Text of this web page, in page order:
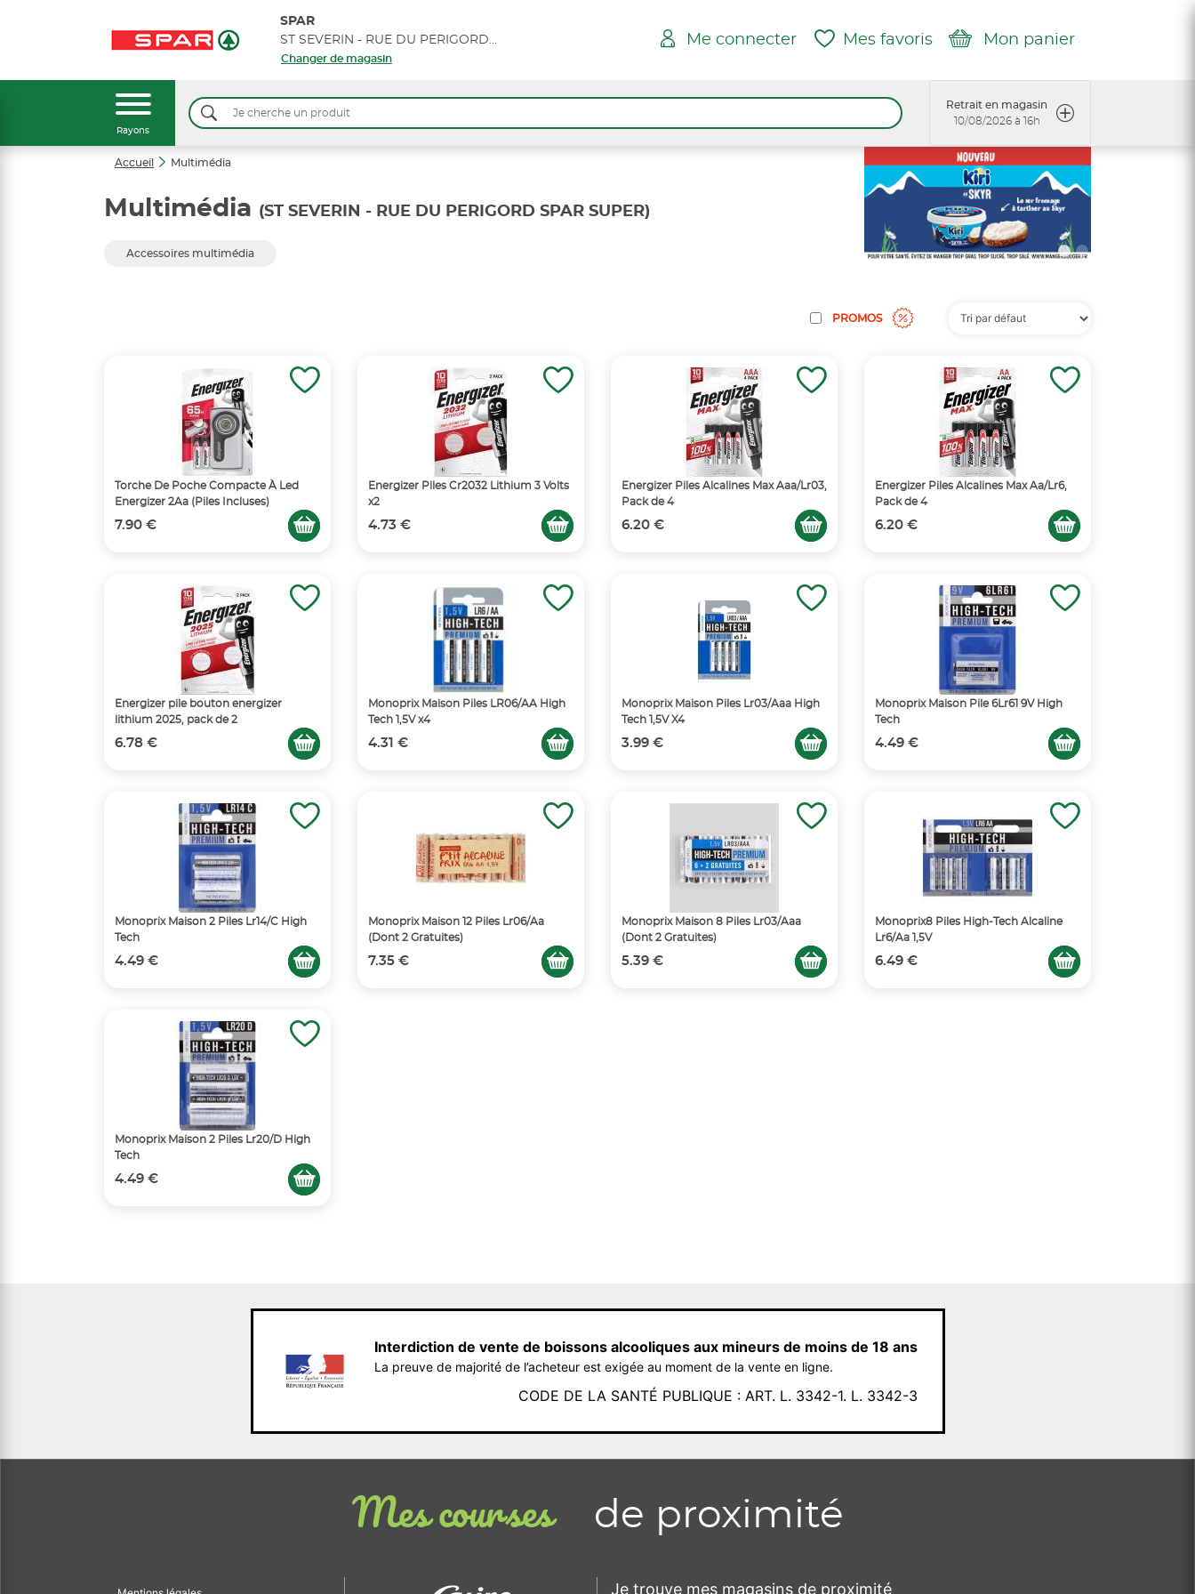
SPAR
ST SEVERIN - RUE DU PERIGORD SPAR SUPER
Changer de magasin
Me connecter Mes favoris Mon panier
Rayons
Retrait en magasin
10/08/2026 à 16h
Accueil Multimédia
Multimédia (ST SEVERIN - RUE DU PERIGORD SPAR SUPER)
Accessoires multimédia
PROMOS
Torche De Poche Compacte À Led
Energizer 2Aa (Piles Incluses)
7.90 €
Energizer Piles Cr2032 Lithium 3 Volts
x2
4.73 €
Energizer Piles Alcalines Max Aaa/Lr03,
Pack de 4
6.20 €
Energizer Piles Alcalines Max Aa/Lr6,
Pack de 4
6.20 €
Energizer pile bouton energizer
lithium 2025, pack de 2
6.78 €
Monoprix Maison Piles LR06/AA High
Tech 1,5V x4
4.31 €
Monoprix Maison Piles Lr03/Aaa High
Tech 1,5V X4
3.99 €
Monoprix Maison Pile 6Lr61 9V High
Tech
4.49 €
Monoprix Maison 2 Piles Lr14/C High
Tech
4.49 €
Monoprix Maison 12 Piles Lr06/Aa
(Dont 2 Gratuites)
7.35 €
Monoprix Maison 8 Piles Lr03/Aaa
(Dont 2 Gratuites)
5.39 €
Monoprix8 Piles High-Tech Alcaline
Lr6/Aa 1,5V
6.49 €
Monoprix Maison 2 Piles Lr20/D High
Tech
4.49 €
Interdiction de vente de boissons alcooliques aux mineurs de moins de 18 ans
La preuve de majorité de l’acheteur est exigée au moment de la vente en ligne.
CODE DE LA SANTÉ PUBLIQUE : ART. L. 3342-1. L. 3342-3
Mes courses de proximité
Je trouve mes magasins de proximité